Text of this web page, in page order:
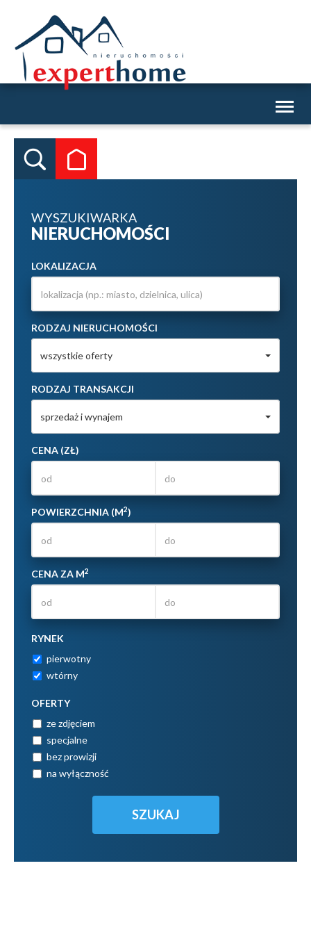
WYSZUKIWARKA
NIERUCHOMOŚCI
LOKALIZACJA
RODZAJ NIERUCHOMOŚCI
wszystkie oferty
RODZAJ TRANSAKCJI
sprzedaż i wynajem
CENA (ZŁ)
POWIERZCHNIA (M2)
CENA ZA M2
RYNEK
pierwotny
wtórny
OFERTY
ze zdjęciem
specjalne
bez prowizji
na wyłączność